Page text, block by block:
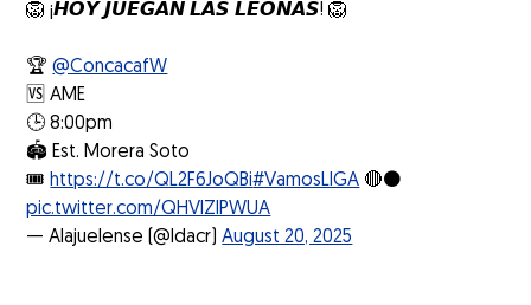
🦁 ¡𝙃𝙊𝙔 𝙅𝙐𝙀𝙂𝘼𝙉 𝙇𝘼𝙎 𝙇𝙀𝙊𝙉𝘼𝙎! 🦁
🏆@ConcacafW
🆚 AME
🕒 8:00pm
🏟 Est. Morera Soto
🎟️https://t.co/QL2F6JoQBi#VamosLIGA 🔴⚫️
pic.twitter.com/QHVlZIPWUA
— Alajuelense (@ldacr)August 20, 2025